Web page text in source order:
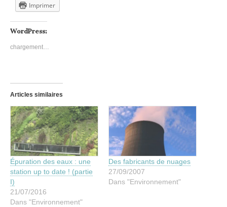
Imprimer
WordPress:
chargement…
Articles similaires
Épuration des eaux : une
station up to date ! (partie
I)
21/07/2016
Dans "Environnement"
Des fabricants de nuages
27/09/2007
Dans "Environnement"